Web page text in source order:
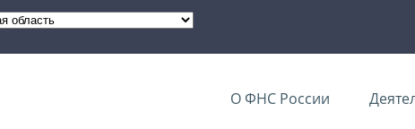
О ФНС России